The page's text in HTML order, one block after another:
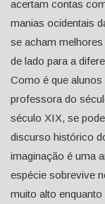
acertam contas
manias ocidentais
se acham
de lado para a
Como é que
professora do
século XIX, se
discurso histórico
imaginação é uma
espécie sobrevive
muito alto